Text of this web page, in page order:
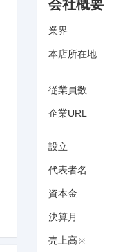
会社概要
業界
本店所在地
従業員数
企業URL
設立
代表者名
資本金
決算月
売上高 ※